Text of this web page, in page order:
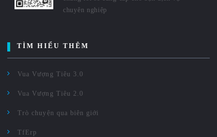
chuyên nghiệp
TÌM HIỂU THÊM
Vua Vượng Tiêu 3.0
Vua Vượng Tiêu 2.0
Trò chuyện qua biên giới
TfErp